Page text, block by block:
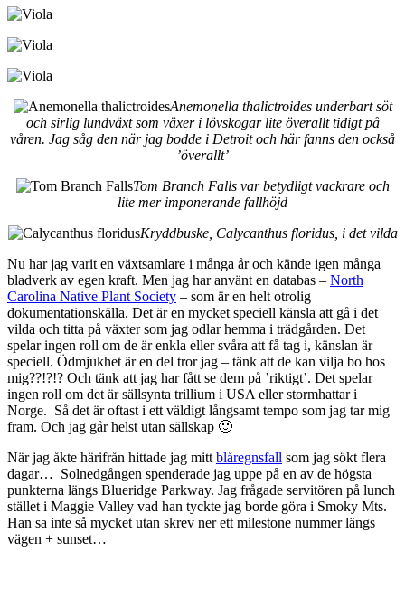
Anemonella thalictroides underbart söt
och sirlig lundväxt som växer i lövskogar lite överallt tidigt på
våren. Jag såg den när jag bodde i Detroit och här fanns den också
’överallt’
Tom Branch Falls var betydligt vackrare och
lite mer imponerande fallhöjd
Kryddbuske, Calycanthus floridus, i det vilda
Nu har jag varit en växtsamlare i många år och kände igen många
bladverk av egen kraft. Men jag har använt en databas – North
Carolina Native Plant Society – som är en helt otrolig
dokumentationskälla. Det är en mycket speciell känsla att gå i det
vilda och titta på växter som jag odlar hemma i trädgården. Det
spelar ingen roll om de är enkla eller svåra att få tag i, känslan är
speciell. Ödmjukhet är en del tror jag – tänk att de kan vilja bo hos
mig??!?!? Och tänk att jag har fått se dem på ’riktigt’. Det spelar
ingen roll om det är sällsynta trillium i USA eller stormhattar i
Norge. Så det är oftast i ett väldigt långsamt tempo som jag tar mig
fram. Och jag går helst utan sällskap 🙂
När jag åkte härifrån hittade jag mitt blåregnsfall som jag sökt flera
dagar… Solnedgången spenderade jag uppe på en av de högsta
punkterna längs Blueridge Parkway. Jag frågade servitören på lunch
stället i Maggie Valley vad han tyckte jag borde göra i Smoky Mts.
Han sa inte så mycket utan skrev ner ett milestone nummer längs
vägen + sunset…